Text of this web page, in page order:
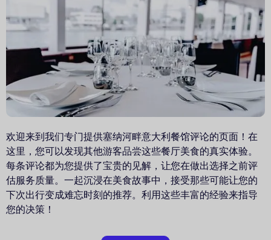
欢迎来到我们专门提供塞纳河畔意大利餐馆评论的页面！在
这里，您可以发现其他游客品尝这些餐厅美食的真实体验。
每条评论都为您提供了宝贵的见解，让您在做出选择之前评
估服务质量。一起沉浸在美食故事中，接受那些可能让您的
下次出行变成难忘时刻的推荐。利用这些丰富的经验来指导
您的决策！